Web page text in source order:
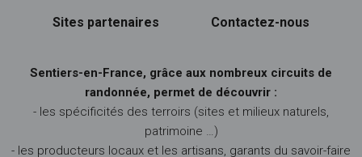
Sites partenaires Contactez-nous
Sentiers-en-France, grâce aux nombreux circuits de
randonnée, permet de découvrir :
- les spécificités des terroirs (sites et milieux naturels,
patrimoine …)
- les producteurs locaux et les artisans, garants du savoir-faire